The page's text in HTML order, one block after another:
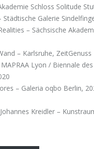
Schloss Solitude
Städtische Galerie
– Sächsische
– Karlsruhe, ZeitGenuss
Lyon / Biennale
– Galeria oqbo Berlin,
Kreidler –